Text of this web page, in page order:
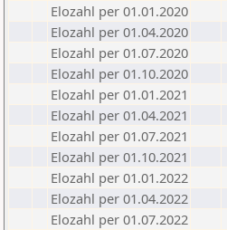
Elozahl per 01.01.2020
Elozahl per 01.04.2020
Elozahl per 01.07.2020
Elozahl per 01.10.2020
Elozahl per 01.01.2021
Elozahl per 01.04.2021
Elozahl per 01.07.2021
Elozahl per 01.10.2021
Elozahl per 01.01.2022
Elozahl per 01.04.2022
Elozahl per 01.07.2022